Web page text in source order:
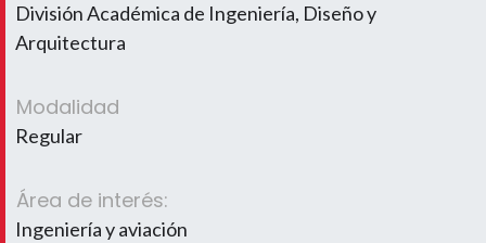
División Académica de Ingeniería, Diseño y
Arquitectura
Modalidad
Regular
Área de interés:
Ingeniería y aviación